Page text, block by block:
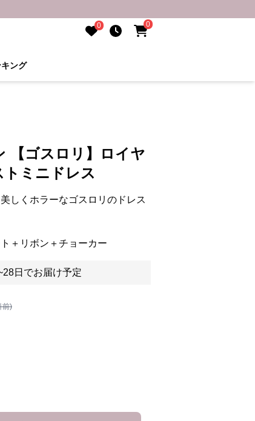
0 0
ング
【ゴスロリ】ロイヤ
ミニドレス
しくホラーなゴスロリのドレス
＋リボン＋チョーカー
日でお届け予定
前)